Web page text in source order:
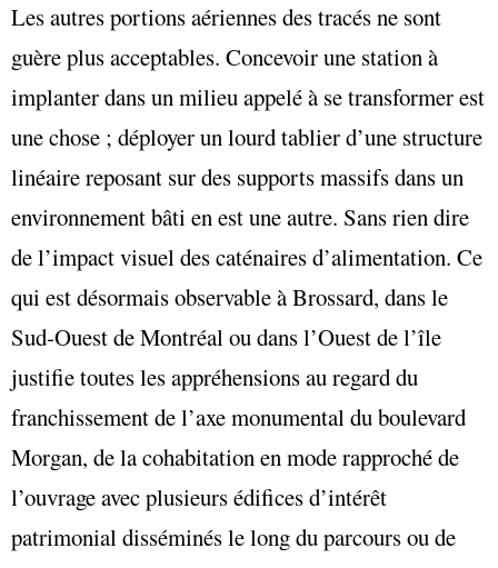
Les autres portions aériennes des tracés ne sont
guère plus acceptables. Concevoir une station à
implanter dans un milieu appelé à se transformer est
une chose ; déployer un lourd tablier d’une structure
linéaire reposant sur des supports massifs dans un
environnement bâti en est une autre. Sans rien dire
de l’impact visuel des caténaires d’alimentation. Ce
qui est désormais observable à Brossard, dans le
Sud-Ouest de Montréal ou dans l’Ouest de l’île
justifie toutes les appréhensions au regard du
franchissement de l’axe monumental du boulevard
Morgan, de la cohabitation en mode rapproché de
l’ouvrage avec plusieurs édifices d’intérêt
patrimonial disséminés le long du parcours ou de